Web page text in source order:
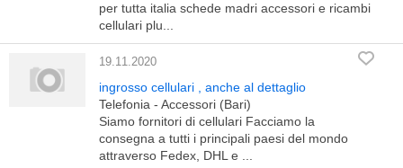
per tutta italia schede madri accessori e ricambi
cellulari plu...
19.11.2020
ingrosso cellulari , anche al dettaglio
Telefonia - Accessori (Bari)
Siamo fornitori di cellulari Facciamo la
consegna a tutti i principali paesi del mondo
attraverso Fedex, DHL e ...